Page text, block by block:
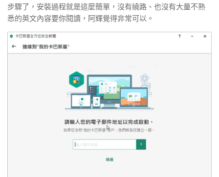
步驟了，安裝過程就是這麼簡單，沒有繞路、也沒有大量不熟
悉的英文內容要你閱讀，阿輝覺得非常可以。